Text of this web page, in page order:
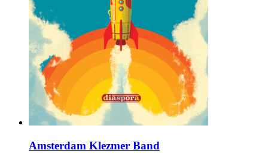
Amsterdam Klezmer Band